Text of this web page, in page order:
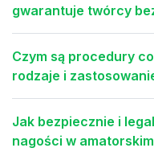
gwarantuje twórcy
Czym są procedury
rodzaje i
Jak bezpiecznie i
nagości w